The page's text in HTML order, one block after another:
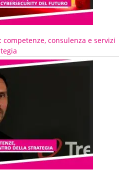
consulenza e servizi